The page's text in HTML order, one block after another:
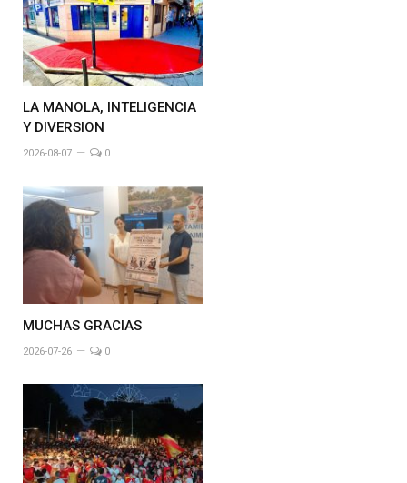
LA MANOLA, INTELIGENCIA
Y DIVERSION
2026-08-07 0
MUCHAS GRACIAS
2026-07-26 0